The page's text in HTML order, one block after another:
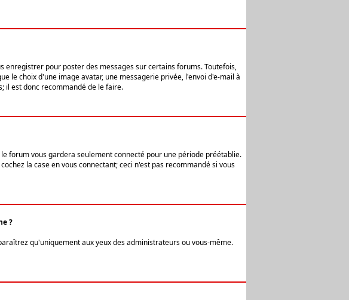
enregistrer pour poster des messages sur certains forums. Toutefois,
le choix d'une image avatar, une messagerie privée, l'envoi d'e-mail à
il est donc recommandé de le faire.
forum vous gardera seulement connecté pour une période préétablie.
la case en vous connectant; ceci n'est pas recommandé si vous
?
qu'uniquement aux yeux des administrateurs ou vous-même.